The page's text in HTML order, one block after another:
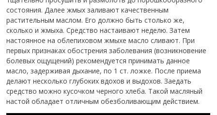
состояния. Далее жмых заливают качественным
растительным маслом. Его должно быть столько же,
сколько и жмыха. Средство настаивают неделю. Затем
настоянное на облепиховом жмыхе масло сливают. При
первых признаках обострения заболевания (возникновение
болевых ощущений) рекомендуется принимать данное
масло, задерживая дыхание, по 1 ст. ложке. После приема
делают несколько глубоких вдохов и выдохов. Заедать
средство можно кусочком черного хлеба. Такой масляный
настой обладает отличным обезболивающим действием.